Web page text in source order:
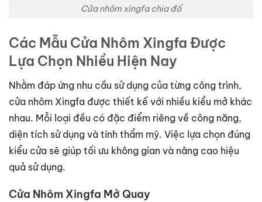
Cửa nhôm xingfa chia đố
Các Mẫu Cửa Nhôm Xingfa Được
Lựa Chọn Nhiều Hiện Nay
Nhằm đáp ứng nhu cầu sử dụng của từng công trình,
cửa nhôm Xingfa được thiết kế với nhiều kiểu mở khác
nhau. Mỗi loại đều có đặc điểm riêng về công năng,
diện tích sử dụng và tính thẩm mỹ. Việc lựa chọn đúng
kiểu cửa sẽ giúp tối ưu không gian và nâng cao hiệu
quả sử dụng.
Cửa Nhôm Xingfa Mở Quay